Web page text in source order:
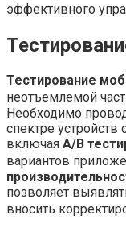
эффективного
Тестирование
неотъемлемой
Необходимо
спектре устройств
включая A/B
вариантов
позволяет
вносить